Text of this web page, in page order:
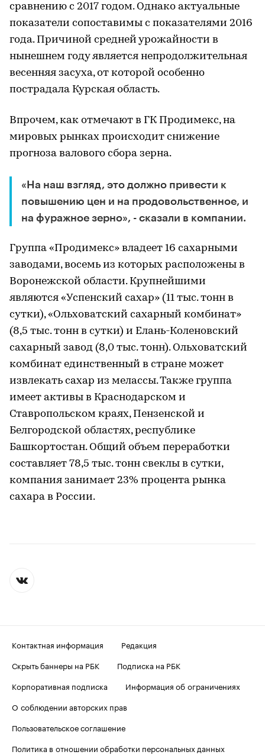
сравнению с 2017 годом. Однако актуальные
показатели сопоставимы с показателями 2016
года. Причиной средней урожайности в
нынешнем году является непродолжительная
весенняя засуха, от которой особенно
пострадала Курская область.
Впрочем, как отмечают в ГК Продимекс, на
мировых рынках происходит снижение
прогноза валового сбора зерна.
«На наш взгляд, это должно привести к
повышению цен и на продовольственное, и
на фуражное зерно», - сказали в компании.
Группа «Продимекс» владеет 16 сахарными
заводами, восемь из которых расположены в
Воронежской области. Крупнейшими
являются «Успенский сахар» (11 тыс. тонн в
сутки), «Ольховатский сахарный комбинат»
(8,5 тыс. тонн в сутки) и Елань-Коленовский
сахарный завод (8,0 тыс. тонн). Ольховатский
комбинат единственный в стране может
извлекать сахар из мелассы. Также группа
имеет активы в Краснодарском и
Ставропольском краях, Пензенской и
Белгородской областях, республике
Башкортостан. Общий объем переработки
составляет 78,5 тыс. тонн свеклы в сутки,
компания занимает 23% процента рынка
сахара в России.
Контактная информация
Редакция
Скрыть баннеры на РБК
Подписка на РБК
Корпоративная подписка
Информация об ограничениях
О соблюдении авторских прав
Пользовательское соглашение
Политика в отношении обработки персональных данных